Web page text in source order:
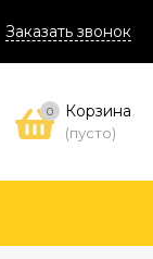
Заказать звонок
0 Корзина
(пусто)